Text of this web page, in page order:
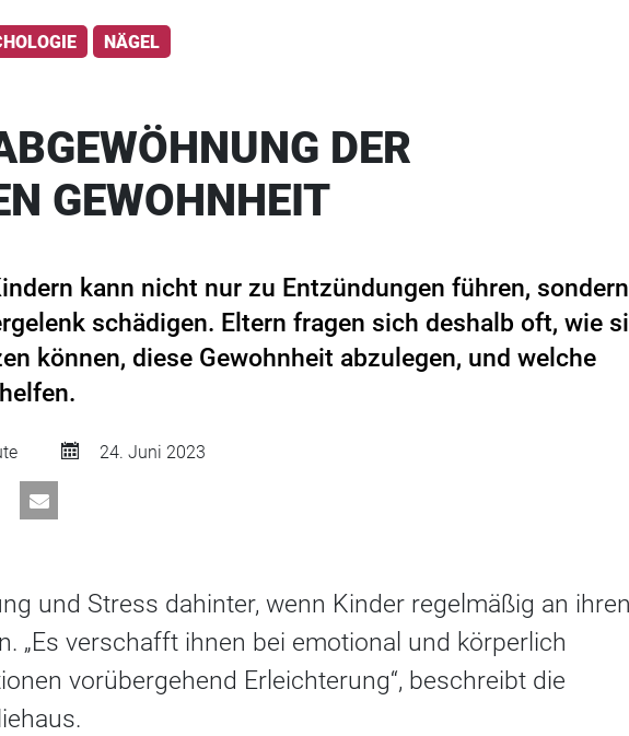
NÄGEL
DER
GEWOHNHEIT
kann nicht nur zu Entzündungen führen, sondern
schädigen. Eltern fragen sich deshalb oft, wie
können, diese Gewohnheit abzulegen, und welche
24. Juni 2023
und Stress dahinter, wenn Kinder regelmäßig an ihren
„Es verschafft ihnen bei emotional und körperlich
vorübergehend Erleichterung“, beschreibt die